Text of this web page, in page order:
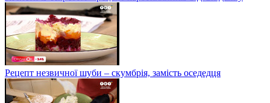
Рецепт незвичної шуби – скумбрія, замість оседедця